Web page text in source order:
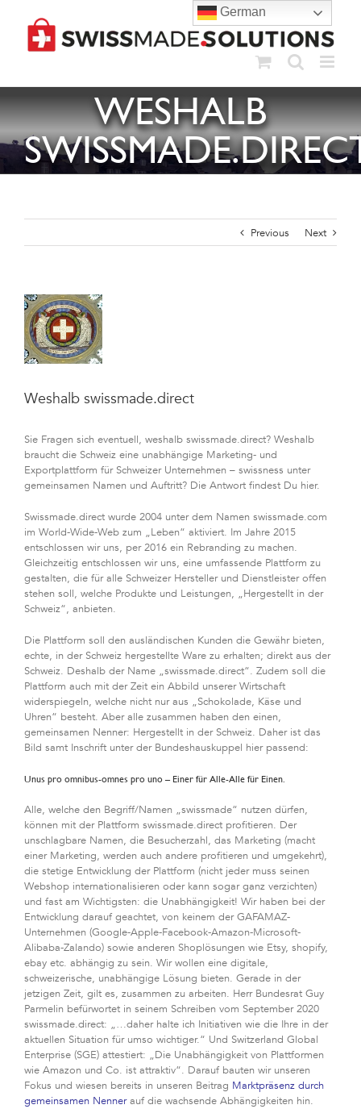
content
WESHALB
Previous Next
View
Larger
Image
Weshalb swissmade.direct
Sie Fragen sich eventuell, weshalb swissmade.direct? Weshalb
braucht die Schweiz eine unabhängige Marketing- und
Exportplattform für Schweizer Unternehmen – swissness unter
gemeinsamen Namen und Auftritt? Die Antwort findest Du hier.
Swissmade.direct wurde 2004 unter dem Namen swissmade.com
im World-Wide-Web zum „Leben“ aktiviert. Im Jahre 2015
entschlossen wir uns, per 2016 ein Rebranding zu machen.
Gleichzeitig entschlossen wir uns, eine umfassende Plattform zu
gestalten, die für alle Schweizer Hersteller und Dienstleister offen
stehen soll, welche Produkte und Leistungen, „Hergestellt in der
Schweiz“, anbieten.
Die Plattform soll den ausländischen Kunden die Gewähr bieten,
echte, in der Schweiz hergestellte Ware zu erhalten; direkt aus der
Schweiz. Deshalb der Name „swissmade.direct“. Zudem soll die
Plattform auch mit der Zeit ein Abbild unserer Wirtschaft
widerspiegeln, welche nicht nur aus „Schokolade, Käse und
Uhren“ besteht. Aber alle zusammen haben den einen,
gemeinsamen Nenner: Hergestellt in der Schweiz. Daher ist das
Bild samt Inschrift unter der Bundeshauskuppel hier passend:
Unus pro omnibus-omnes pro uno – Einer für Alle-Alle für Einen.
Alle, welche den Begriff/Namen „swissmade“ nutzen dürfen,
können mit der Plattform swissmade.direct profitieren. Der
unschlagbare Namen, die Besucherzahl, das Marketing (macht
einer Marketing, werden auch andere profitieren und umgekehrt),
die stetige Entwicklung der Plattform (nicht jeder muss seinen
Webshop internationalisieren oder kann sogar ganz verzichten)
und fast am Wichtigsten: die Unabhängigkeit! Wir haben bei der
Entwicklung darauf geachtet, von keinem der GAFAMAZ-
Unternehmen (Google-Apple-Facebook-Amazon-Microsoft-
Alibaba-Zalando) sowie anderen Shoplösungen wie Etsy, shopify,
ebay etc. abhängig zu sein. Wir wollen eine digitale,
schweizerische, unabhängige Lösung bieten. Gerade in der
jetzigen Zeit, gilt es, zusammen zu arbeiten. Herr Bundesrat Guy
Parmelin befürwortet in seinem Schreiben vom September 2020
swissmade.direct: „…daher halte ich Initiativen wie die Ihre in der
aktuellen Situation für umso wichtiger.“ Und Switzerland Global
Enterprise (SGE) attestiert: „Die Unabhängigkeit von Plattformen
wie Amazon und Co. ist attraktiv“. Darauf bauten wir unseren
Fokus und wiesen bereits in unseren Beitrag Marktpräsenz durch
gemeinsamen Nennerauf die wachsende Abhängigkeiten hin.
German